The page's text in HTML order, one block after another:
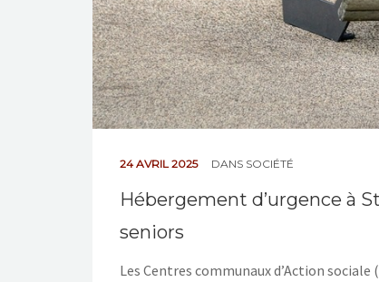
24 AVRIL 2025 DANS SOCIÉTÉ
Hébergement d’urgence à
seniors
Les Centres communaux d’Action